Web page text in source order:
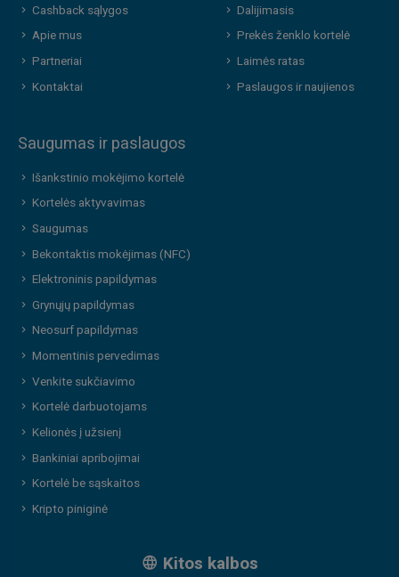
Cashback sąlygos
Apie mus
Partneriai
Kontaktai
Dalijimasis
Prekės ženklo kortelė
Laimės ratas
Paslaugos ir naujienos
Saugumas ir paslaugos
Išankstinio mokėjimo kortelė
Kortelės aktyvavimas
Saugumas
Bekontaktis mokėjimas (NFC)
Elektroninis papildymas
Grynųjų papildymas
Neosurf papildymas
Momentinis pervedimas
Venkite sukčiavimo
Kortelė darbuotojams
Kelionės į užsienį
Bankiniai apribojimai
Kortelė be sąskaitos
Kripto piniginė
Kitos kalbos